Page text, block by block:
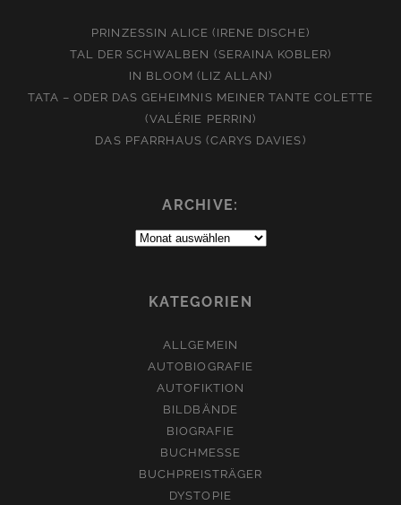
PRINZESSIN ALICE (IRENE DISCHE)
TAL DER SCHWALBEN (SERAINA KOBLER)
IN BLOOM (LIZ ALLAN)
TATA – ODER DAS GEHEIMNIS MEINER TANTE COLETTE
(VALÉRIE PERRIN)
DAS PFARRHAUS (CARYS DAVIES)
ARCHIVE:
Archive:
KATEGORIEN
ALLGEMEIN
AUTOBIOGRAFIE
AUTOFIKTION
BILDBÄNDE
BIOGRAFIE
BUCHMESSE
BUCHPREISTRÄGER
DYSTOPIE